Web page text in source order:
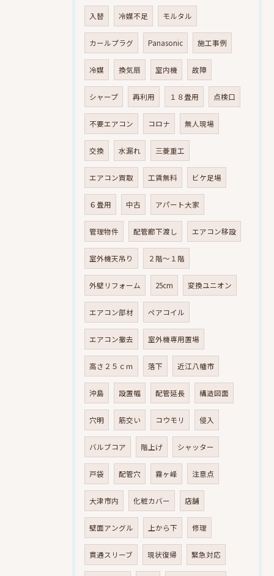
入替 冷媒不足 モルタル
カールプラグ Panasonic 施工事例
冷媒 換気扇 室内機 故障
シャープ 再利用 １８畳用 点検口
不要エアコン コロナ 無人現場
交換 水漏れ 三菱重工
エアコン買取 工賃無料 ビケ足場
６畳用 中古 アパート大家
管理物件 配管廊下渡し エアコン移設
室外機天吊り ２階～１階
外壁リフォーム 25cm 変換ユニオン
エアコン部材 ペアコイル
エアコン撤去 室外機専用置場
高さ２５ｃｍ 落下 近江八幡市
沖島 設置幅 配管延長 構造図面
穴明 筋交い コウモリ 侵入
バルブコア 階上げ シャッター
戸袋 配管穴 霧ヶ峰 注意点
大津市内 化粧カバー 店舗
壁面アングル 上から下 修理
貫通スリーブ 現状復帰 緊急対応